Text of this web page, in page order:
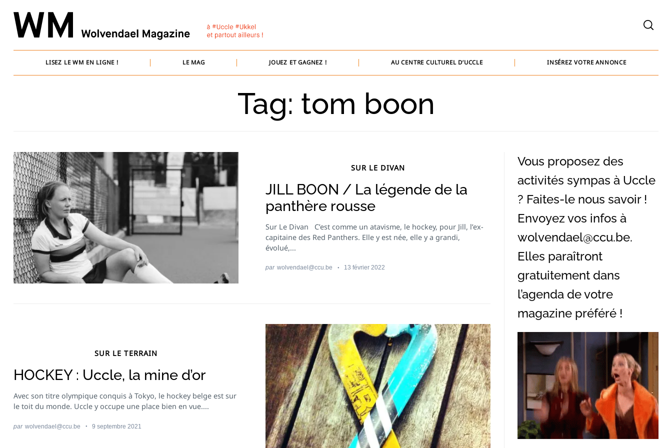
content
LISEZ LE WM EN LIGNE ! LE MAG JOUEZ ET GAGNEZ ! AU CENTRE CULTUREL D’UCCLE INSÉREZ VOTRE ANNONCE
bernard@baammedia.be
jennifer@baammedia.be
Tag: tom boon
SUR LE DIVAN
JILL BOON / La légende de la
panthère rousse
Sur Le Divan C’est comme un atavisme, le hockey, pour Jill, l’ex-
capitaine des Red Panthers. Elle y est née, elle y a grandi,
évolué,...
par wolvendael@ccu.be 13 février 2022
SUR LE TERRAIN
HOCKEY : Uccle, la mine d’or
Avec son titre olympique conquis à Tokyo, le hockey belge est sur
le toit du monde. Uccle y occupe une place bien en vue....
par wolvendael@ccu.be 9 septembre 2021
Vous proposez des
activités sympas à Uccle
? Faites-le nous savoir !
Envoyez vos infos à
wolvendael@ccu.be.
Elles paraîtront
gratuitement dans
l’agenda de votre
magazine préféré !
Recherche
pour